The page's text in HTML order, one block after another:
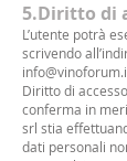
5.Diritto di
L’utente potrà
scrivendo
Diritto di
conferma in
srl stia
dati personali